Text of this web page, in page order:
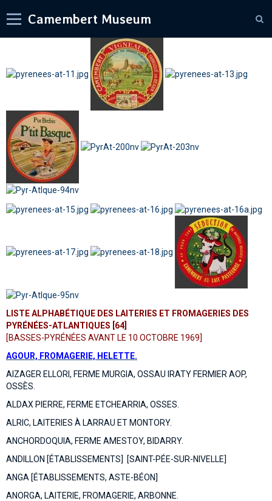
Camembert Museum
LISTE ALPHABÉTIQUE DES LAITERIES ET FROMAGERIES DES
PYRÉNÉES-ATLANTIQUES [64]
[BASSES-PYRÉNÉES AVANT LE 10 OCTOBRE 1969]
AGOUR, FROMAGERIE, HELETTE.
AIZAGER ELLORI, FERME MURGIA, OSSAU IRATY FERMIER AOP,
OSSÈS.
ALDAX PIERRE, FERME ETCHEARRIA, OSSES.
ALRIC, LAITERIES À LARRAU ET MONTORY.
ANCHORDOQUIA, FERME AMESTOY, BIDARRY.
ANDILLON [ÉTABLISSEMENTS] [SAINT-PÉE-SUR-NIVELLE]
ANGA [ÉTABLISSEMENTS, ASTE-BÉON]
ANORGA, LAITERIE, FROMAGERIE, ARBONNE.